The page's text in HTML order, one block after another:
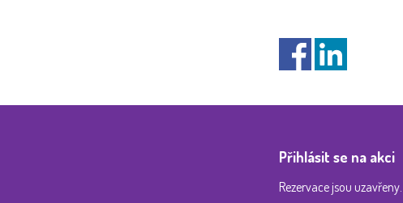
Přihlásit se na akci
Rezervace jsou uzavřeny.